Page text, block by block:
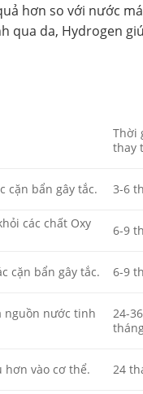
hơn so với nước
qua da, Hydrogen
Thời
thay
cặn bẩn gây tắc. 3-6
các chất Oxy
6-9
cặn bẩn gây tắc. 6-9
nguồn nước tinh
24-36
vào cơ thể. 24